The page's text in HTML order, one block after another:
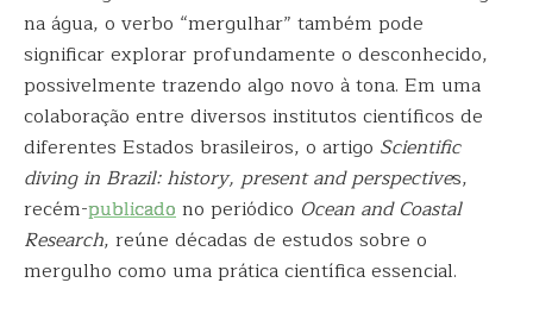
na água, o verbo “mergulhar” também pode
significar explorar profundamente o desconhecido,
possivelmente trazendo algo novo à tona. Em uma
colaboração entre diversos institutos científicos de
diferentes Estados brasileiros, o artigo Scientific
diving in Brazil: history, present and perspectives,
recém-publicadono periódico Ocean and Coastal
Research, reúne décadas de estudos sobre o
mergulho como uma prática científica essencial.